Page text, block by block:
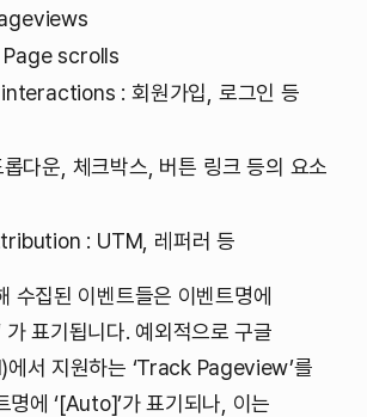
Page scrolls
: 회원가입, 로그인 등
다운, 체크박스, 버튼 링크 등의 요소
: UTM, 레퍼러 등
수집된 이벤트들은 이벤트명에
표기됩니다. 예외적으로 구글
에서 지원하는 ‘Track Pageview’를
명에 ‘[Auto]’가 표기되나, 이는